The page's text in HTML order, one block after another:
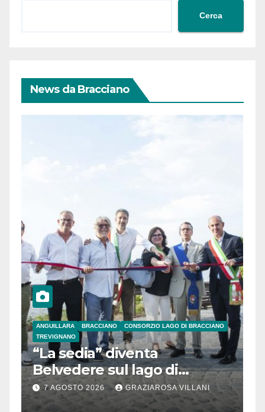
Cerca
News da Bracciano
ANGUILLARA BRACCIANO
CONSORZIO LAGO DI BRACCIANO
TREVIGNANO
“La sedia” diventa
Belvedere sul lago di
Bracciano: ieri
l’inaugurazione
7 AGOSTO 2026 GRAZIAROSA VILLANI